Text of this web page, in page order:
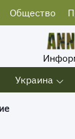
Общество
Украина